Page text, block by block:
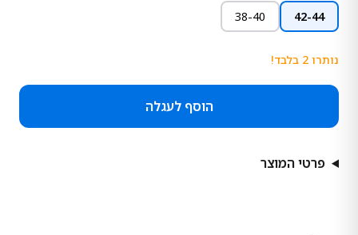
42-44
38-40
נותרו 2 בלבד!
הוסף לעגלה
פרטי המוצר